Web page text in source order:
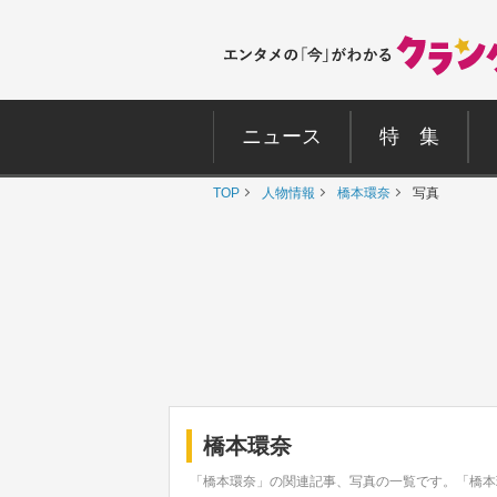
ニュース 特 集
TOP 人物情報 橋本環奈 写真
橋本環奈
「橋本環奈」の関連記事、写真の一覧です。「橋